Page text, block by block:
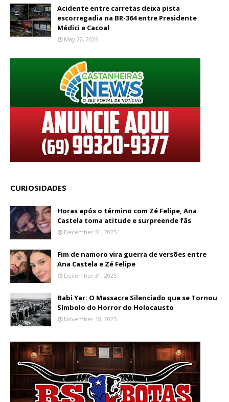
Acidente entre carretas deixa pista
escorregadia na BR-364 entre Presidente
Médici e Cacoal
May 22, 2026
CURIOSIDADES
Horas após o término com Zé Felipe, Ana
Castela toma atitude e surpreende fãs
December 31, 2025
Fim de namoro vira guerra de versões entre
Ana Castela e Zé Felipe
December 31, 2025
Babi Yar: O Massacre Silenciado que se Tornou
Símbolo do Horror do Holocausto
November 18, 2025